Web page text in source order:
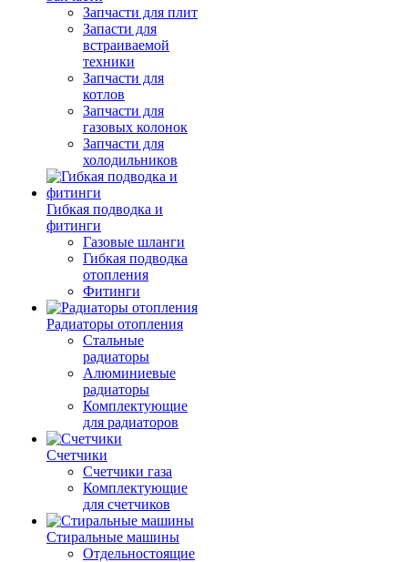
Запчасти для плит
Запасти для
встраиваемой
техники
Запчасти для
котлов
Запчасти для
газовых колонок
Запчасти для
холодильников
Гибкая подводка и
фитинги
Газовые шланги
Гибкая подводка
отопления
Фитинги
Радиаторы отопления
Стальные
радиаторы
Алюминиевые
радиаторы
Комплектующие
для радиаторов
Счетчики
Счетчики газа
Комплектующие
для счетчиков
Стиральные машины
Отдельностоящие